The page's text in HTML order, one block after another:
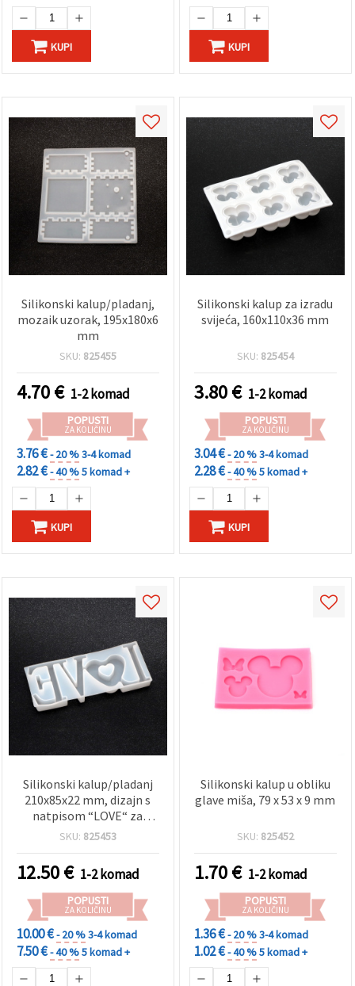
KUPI KUPI
Silikonski kalup/pladanj,
mozaik uzorak, 195x180x6
mm
SKU: 825455
4.70€ 1-2 komad
POPUSTI
ZA KOLIČINU
3.76 €- 20 %3-4 komad
2.82 €- 40 %5 komad +
KUPI
Silikonski kalup za izradu
svijeća, 160x110x36 mm
SKU: 825454
3.80€ 1-2 komad
POPUSTI
ZA KOLIČINU
3.04 €- 20 %3-4 komad
2.28 €- 40 %5 komad +
KUPI
Silikonski kalup/pladanj
210x85x22 mm, dizajn s
natpisom “LOVE“ za
epoksi smolu i DIY ručni
SKU: 825453
12.50€ 1-2 komad
POPUSTI
ZA KOLIČINU
10.00 €- 20 %3-4 komad
7.50 €- 40 %5 komad +
Silikonski kalup u obliku
glave miša, 79 x 53 x 9 mm
SKU: 825452
1.70€ 1-2 komad
POPUSTI
ZA KOLIČINU
1.36 €- 20 %3-4 komad
1.02 €- 40 %5 komad +